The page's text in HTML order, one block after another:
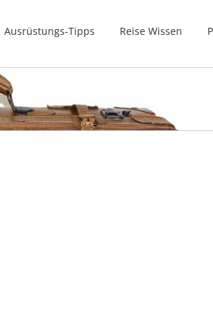
Ausrüstungs-Tipps Reise Wissen